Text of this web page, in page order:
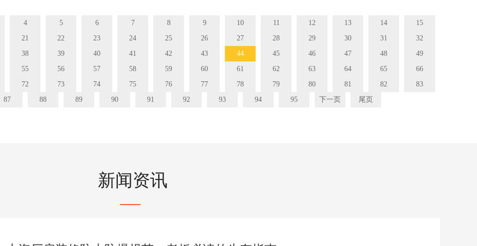
4 5 6 7 8 9 10 11 12 13 14
15
21 22 23 24 25 26 27 28 29 30 31
32
38 39 40 41 42 43 44 45 46 47 48
49
55 56 57 58 59 60 61 62 63 64 65
66
72 73 74 75 76 77 78 79 80 81 82
83
87 88 89 90 91 92 93 94 95 下一页 尾页
新闻资讯